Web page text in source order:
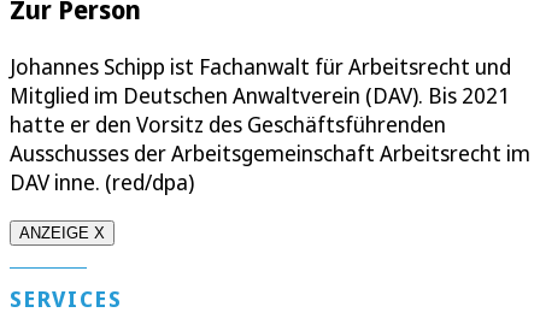
Zur Person
Johannes Schipp ist Fachanwalt für Arbeitsrecht und
Mitglied im Deutschen Anwaltverein (DAV). Bis 2021
hatte er den Vorsitz des Geschäftsführenden
Ausschusses der Arbeitsgemeinschaft Arbeitsrecht im
DAV inne. (red/dpa)
ANZEIGE X
SERVICES